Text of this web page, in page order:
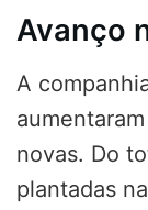
Avanço
A
novas. Do
plantadas